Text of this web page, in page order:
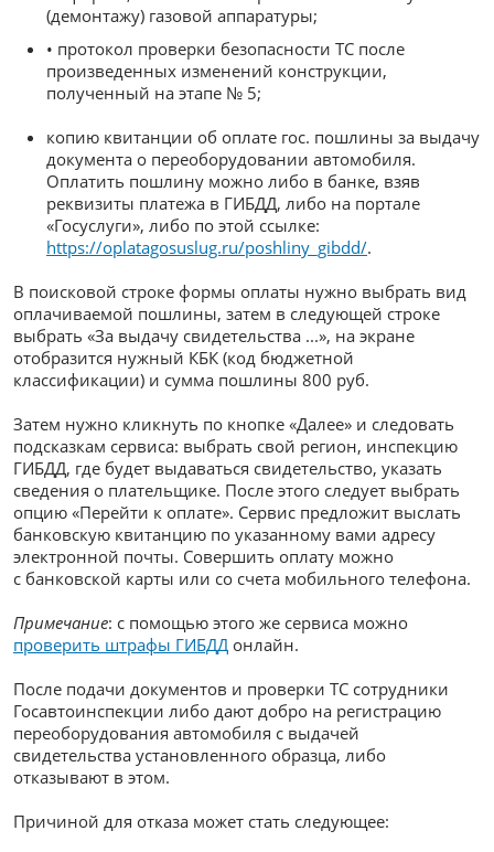
(демонтажу) газовой аппаратуры;
• протокол проверки безопасности ТС после
произведенных изменений конструкции,
полученный на этапе № 5;
копию квитанции об оплате гос. пошлины за выдачу
документа о переоборудовании автомобиля.
Оплатить пошлину можно либо в банке, взяв
реквизиты платежа в ГИБДД, либо на портале
«Госуслуги», либо по этой ссылке:
https://oplatagosuslug.ru/poshliny_gibdd/.
В поисковой строке формы оплаты нужно выбрать вид
оплачиваемой пошлины, затем в следующей строке
выбрать «За выдачу свидетельства ...», на экране
отобразится нужный КБК (код бюджетной
классификации) и сумма пошлины 800 руб.
Затем нужно кликнуть по кнопке «Далее» и следовать
подсказкам сервиса: выбрать свой регион, инспекцию
ГИБДД, где будет выдаваться свидетельство, указать
сведения о плательщике. После этого следует выбрать
опцию «Перейти к оплате». Сервис предложит выслать
банковскую квитанцию по указанному вами адресу
электронной почты. Совершить оплату можно
с банковской карты или со счета мобильного телефона.
Примечание: с помощью этого же сервиса можно
проверить штрафы ГИБДД онлайн.
После подачи документов и проверки ТС сотрудники
Госавтоинспекции либо дают добро на регистрацию
переоборудования автомобиля с выдачей
свидетельства установленного образца, либо
отказывают в этом.
Причиной для отказа может стать следующее: